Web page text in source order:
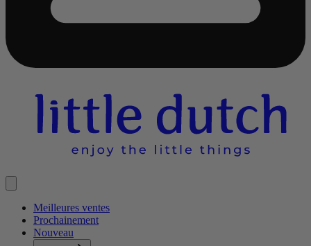
Meilleures ventes
Prochainement
Nouveau